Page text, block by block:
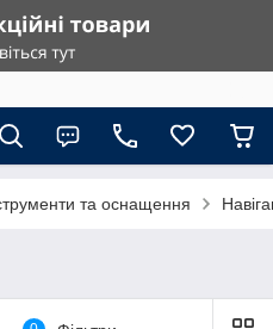
та оснащення